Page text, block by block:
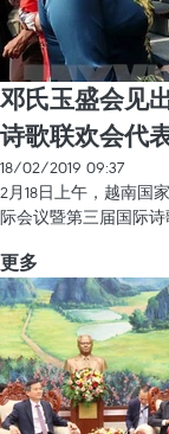
邓氏玉盛会见
诗歌联欢会代
18/02/2019 09:37
2月18日上午，越南国
际会议暨第三届国际诗
更多